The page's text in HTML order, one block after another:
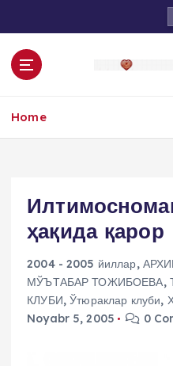
o
Home
ҳақида қарор
2004 - 2005 йиллар,
МЎЪТАБАР ТОЖИБОЕВА,
КЛУБИ,Ўтюраклар клуби,
Noyabr 5, 2005
0